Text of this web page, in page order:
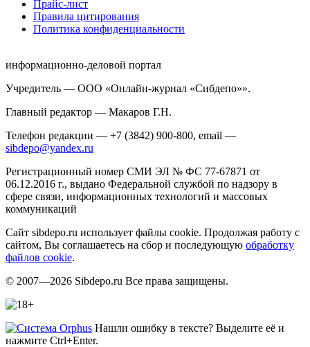
Прайс-лист
Правила цитирования
Политика конфиденциальности
информационно-деловой портал
Учредитель — ООО «Онлайн-журнал «Сибдепо»».
Главный редактор — Макаров Г.Н.
Телефон редакции — +7 (3842) 900-800, email —
sibdepo@yandex.ru
Регистрационный номер СМИ ЭЛ № ФС 77-67871 от
06.12.2016 г., выдано Федеральной службой по надзору в
сфере связи, информационных технологий и массовых
коммуникаций
Сайт sibdepo.ru использует файлы cookie. Продолжая работу с
сайтом, Вы соглашаетесь на сбор и последующую обработку
файлов cookie.
© 2007—2026 Sibdepo.ru Все права защищены.
Нашли ошибку в тексте? Выделите её и
нажмите Ctrl+Enter.